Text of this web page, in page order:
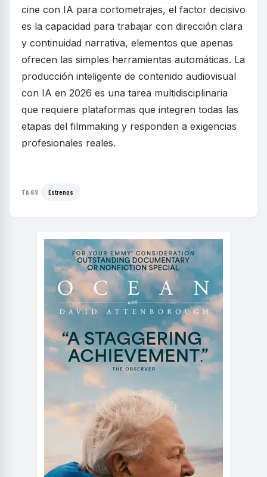
cine con IA para cortometrajes, el factor decisivo
es la capacidad para trabajar con dirección clara
y continuidad narrativa, elementos que apenas
ofrecen las simples herramientas automáticas. La
producción inteligente de contenido audiovisual
con IA en 2026 es una tarea multidisciplinaria
que requiere plataformas que integren todas las
etapas del filmmaking y responden a exigencias
profesionales reales.
TAGS Estrenos